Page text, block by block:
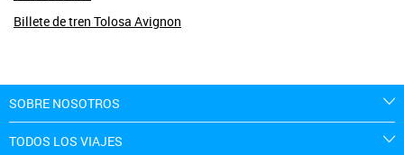
Billete de tren Tolosa Avignon
SOBRE NOSOTROS
TODOS LOS VIAJES